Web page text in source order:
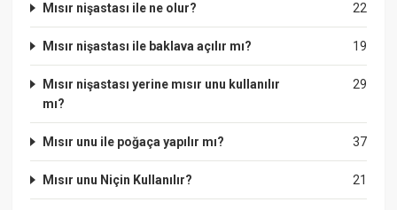
22
Mısır nişastası ile ne olur?
19
Mısır nişastası ile baklava açılır mı?
29
Mısır nişastası yerine mısır unu kullanılır
mı?
37
Mısır unu ile poğaça yapılır mı?
21
Mısır unu Niçin Kullanılır?